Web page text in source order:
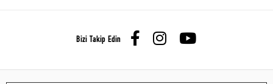
Bizi Takip Edin